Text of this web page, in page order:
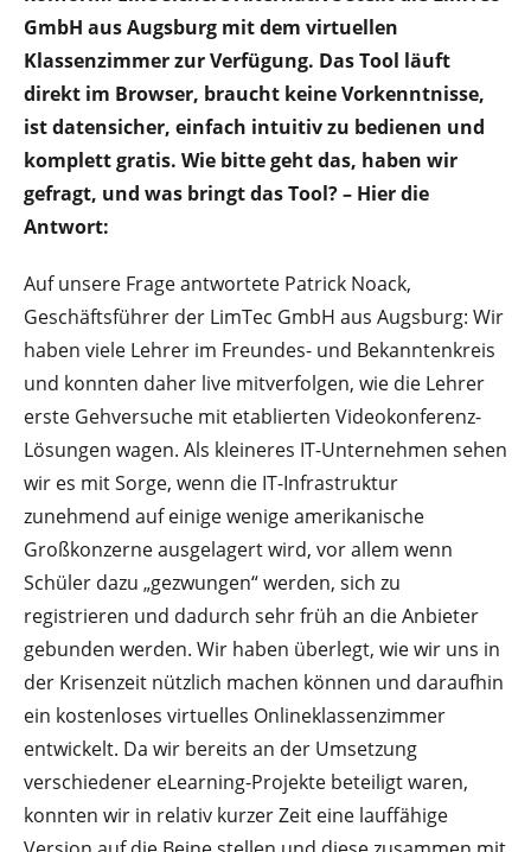
GmbH aus Augsburg mit dem virtuellen
Klassenzimmer zur Verfügung. Das Tool läuft
direkt im Browser, braucht keine Vorkenntnisse,
ist datensicher, einfach intuitiv zu bedienen und
komplett gratis. Wie bitte geht das, haben wir
gefragt, und was bringt das Tool? – Hier die
Antwort:
Auf unsere Frage antwortete Patrick Noack,
Geschäftsführer der LimTec GmbH aus Augsburg: Wir
haben viele Lehrer im Freundes- und Bekanntenkreis
und konnten daher live mitverfolgen, wie die Lehrer
erste Gehversuche mit etablierten Videokonferenz-
Lösungen wagen. Als kleineres IT-Unternehmen sehen
wir es mit Sorge, wenn die IT-Infrastruktur
zunehmend auf einige wenige amerikanische
Großkonzerne ausgelagert wird, vor allem wenn
Schüler dazu „gezwungen“ werden, sich zu
registrieren und dadurch sehr früh an die Anbieter
gebunden werden. Wir haben überlegt, wie wir uns in
der Krisenzeit nützlich machen können und daraufhin
ein kostenloses virtuelles Onlineklassenzimmer
entwickelt. Da wir bereits an der Umsetzung
verschiedener eLearning-Projekte beteiligt waren,
konnten wir in relativ kurzer Zeit eine lauffähige